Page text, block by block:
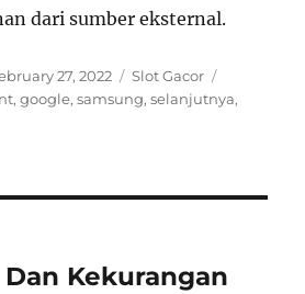
dari sumber eksternal.
27, 2022 Categories
Slot Gacor
,google,samsung,selanjutnya,
Kekurangan